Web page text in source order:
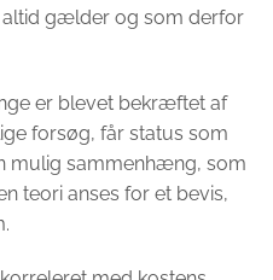
gælder og som derfor
er blevet bekræftet af
forsøg, får status som
mulig sammenhæng, som
teori anses for et bevis,